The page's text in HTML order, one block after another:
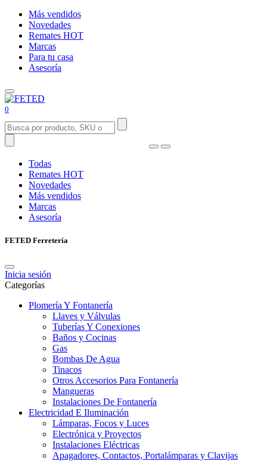
Más vendidos
Novedades
Remates HOT
Marcas
Para tu casa
Asesoría
0
Todas
Remates HOT
Novedades
Más vendidos
Marcas
Asesoría
FETED Ferretería
Inicia sesión
Categorías
Plomería Y Fontanería
Llaves y Válvulas
Tuberías Y Conexiones
Baños y Cocinas
Gas
Bombas De Agua
Tinacos
Otros Accesorios Para Fontanería
Mangueras
Instalaciones De Fontanería
Electricidad E Iluminación
Lámparas, Focos y Luces
Electrónica y Proyectos
Instalaciones Eléctricas
Apagadores, Contactos, Portalámparas y Clavijas